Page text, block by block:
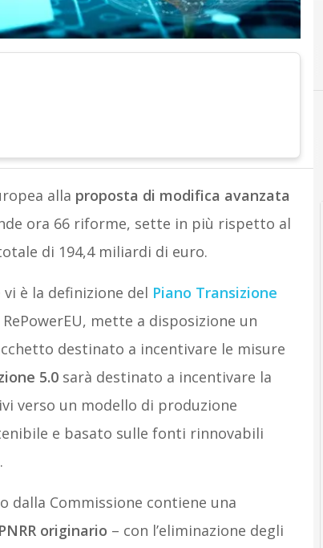
alla proposta di modifica avanzata
ora 66 riforme, sette in più rispetto al
di 194,4 miliardi di euro.
è la definizione del Piano Transizione
mette a disposizione un
destinato a incentivare le misure
5.0sarà destinato a incentivare la
verso un modello di produzione
e basato sulle fonti rinnovabili
Commissione contiene una
originario – con l’eliminazione degli
D
Digital Transformation